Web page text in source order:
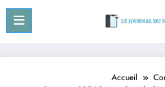
Aller
contenu
Accueil